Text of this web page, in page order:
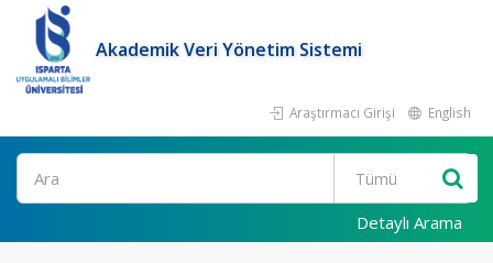
Akademik Veri Yönetim Sistemi
Araştırmacı Girişi English
Ara
Detaylı Arama